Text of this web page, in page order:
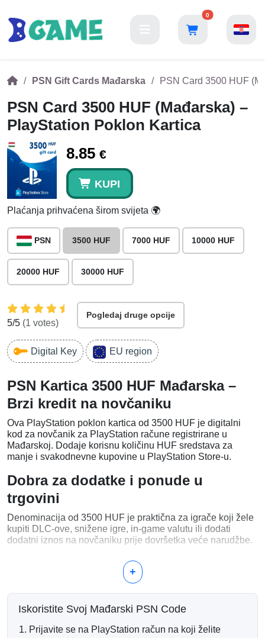
0
PSN Gift Cards Mađarska PSN Card 3500 HUF
PSN Card 3500 HUF (Mađarska) –
PlayStation Poklon Kartica
8.85 €
KUPI
Plaćanja prihvaćena širom svijeta 🌍
PSN 3500 HUF 7000 HUF 10000 HUF
20000 HUF 30000 HUF
5/5 (1 votes)
Pogledaj druge opcije
Digital Key EU region
PSN Kartica 3500 HUF Mađarska –
Brzi kredit na novčaniku
Ova PlayStation poklon kartica od 3500 HUF je digitalni
kod za novčanik za PlayStation račune registrirane u
Mađarskoj. Dodaje korisnu količinu HUF sredstava za
manje i svakodnevne kupovine u PlayStation Store-u.
Dobra za dodatke i ponude u
trgovini
Denominacija od 3500 HUF je praktična za igrače koji žele
kupiti DLC-ove, snižene igre, in-game valutu ili dodati
dodatni iznos na novčaniku prije dovršetka veće narudžbe.
Što možete kupiti s 3500 HUF?
DLC-ovi i preuzimljivi dodaci
Male i snižene PlayStation igre
In-game valuta i kozmetički predmeti
Promocijske ponude u PlayStation Store-u
Dodatna sredstva za kombinirane uplate
+
Iskoristite Svoj Mađarski PSN Code
Prijavite se na PlayStation račun na koji želite